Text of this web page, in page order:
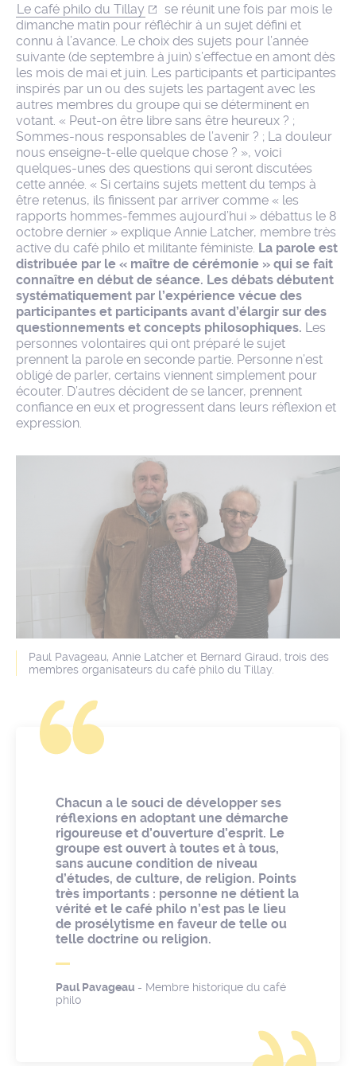
Le café philo du Tillay
se réunit une fois par mois le
dimanche matin pour réfléchir à un sujet défini et
connu à l’avance. Le choix des sujets pour l’année
suivante (de septembre à juin) s’effectue en amont dès
les mois de mai et juin. Les participants et participantes
inspirés par un ou des sujets les partagent avec les
autres membres du groupe qui se déterminent en
votant. « Peut-on être libre sans être heureux ? ;
Sommes-nous responsables de l’avenir ? ; La douleur
nous enseigne-t-elle quelque chose ? », voici
quelques-unes des questions qui seront discutées
cette année. « Si certains sujets mettent du temps à
être retenus, ils finissent par arriver comme « les
rapports hommes-femmes aujourd’hui » débattus le 8
octobre dernier » explique Annie Latcher, membre très
active du café philo et militante féministe. La parole est
distribuée par le « maître de cérémonie » qui se fait
connaître en début de séance. Les débats débutent
systématiquement par l’expérience vécue des
participantes et participants avant d’élargir sur des
questionnements et concepts philosophiques. Les
personnes volontaires qui ont préparé le sujet
prennent la parole en seconde partie. Personne n’est
obligé de parler, certains viennent simplement pour
écouter. D’autres décident de se lancer, prennent
confiance en eux et progressent dans leurs réflexion et
expression.
Paul Pavageau, Annie Latcher et Bernard Giraud, trois des
membres organisateurs du café philo du Tillay.
Chacun a le souci de développer ses
réflexions en adoptant une démarche
rigoureuse et d’ouverture d’esprit. Le
groupe est ouvert à toutes et à tous,
sans aucune condition de niveau
d’études, de culture, de religion. Points
très importants : personne ne détient la
vérité et le café philo n’est pas le lieu
de prosélytisme en faveur de telle ou
telle doctrine ou religion.
Paul Pavageau - Membre historique du café
philo